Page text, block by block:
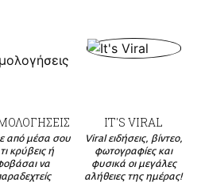
από μέσα σου
κρύβεις ή
να
IT'S VIRAL
Viral ειδήσεις, βίντεο,
φωτογραφίες και
φυσικά οι μεγάλες
αλήθειες της ημέρας!